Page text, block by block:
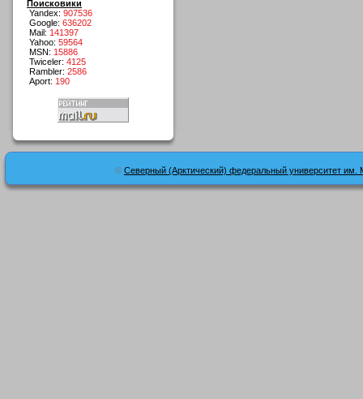
Поисковики
Yandex: 907536
Google: 636202
Mail: 141397
Yahoo: 59564
MSN: 15886
Twiceler: 4125
Rambler: 2586
Aport: 190
© Северный (Арктический) федеральный университет